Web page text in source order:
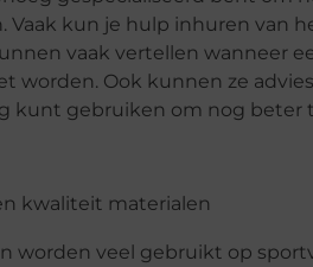
Vaak kun je hulp inhuren van
vaak vertellen wanneer
worden. Ook kunnen ze
kunt gebruiken om nog beter
kwaliteit materialen
worden veel gebruikt op